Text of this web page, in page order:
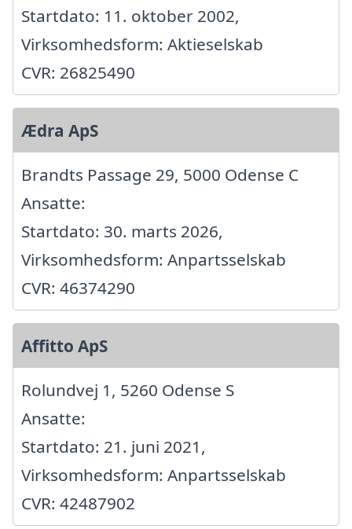
Startdato: 11. oktober 2002,
Virksomhedsform: Aktieselskab
CVR: 26825490
Ædra ApS
Brandts Passage 29, 5000 Odense C
Ansatte:
Startdato: 30. marts 2026,
Virksomhedsform: Anpartsselskab
CVR: 46374290
Affitto ApS
Rolundvej 1, 5260 Odense S
Ansatte:
Startdato: 21. juni 2021,
Virksomhedsform: Anpartsselskab
CVR: 42487902